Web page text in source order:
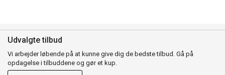
Udvalgte tilbud
Vi arbejder løbende på at kunne give dig de bedste tilbud. Gå på
opdagelse i tilbuddene og gør et kup.